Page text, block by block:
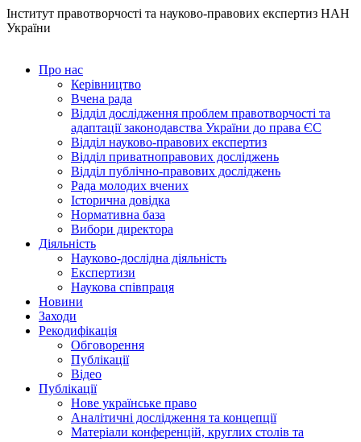
Інститут правотворчості та науково-правових експертиз НАН
України
Про нас
Керівництво
Вчена рада
Відділ дослідження проблем правотворчості та
адаптації законодавства України до права ЄС
Відділ науково-правових експертиз
Відділ приватноправових досліджень
Відділ публічно-правових досліджень
Рада молодих вчених
Історична довідка
Нормативна база
Вибори директора
Діяльність
Науково-дослідна діяльність
Експертизи
Наукова співпраця
Новини
Заходи
Рекодифікація
Обговорення
Публікації
Відео
Публікації
Нове українське право
Аналітичні дослідження та концепції
Матеріали конференцій, круглих столів та